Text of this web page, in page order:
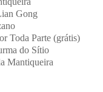
Gong
Toda Parte (grátis)
do Sítio
Mantiqueira